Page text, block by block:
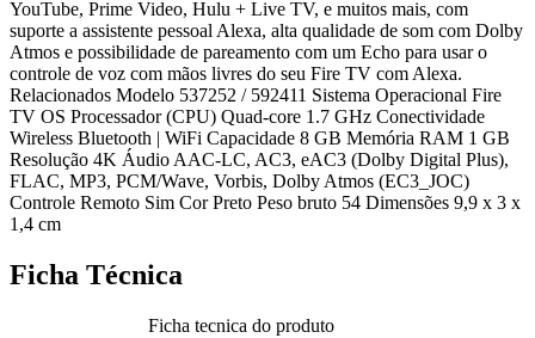
YouTube, Prime Video, Hulu + Live TV, e muitos mais, com
suporte a assistente pessoal Alexa, alta qualidade de som com Dolby
Atmos e possibilidade de pareamento com um Echo para usar o
controle de voz com mãos livres do seu Fire TV com Alexa.
Relacionados Modelo 537252 / 592411 Sistema Operacional Fire
TV OS Processador (CPU) Quad-core 1.7 GHz Conectividade
Wireless Bluetooth | WiFi Capacidade 8 GB Memória RAM 1 GB
Resolução 4K Áudio AAC-LC, AC3, eAC3 (Dolby Digital Plus),
FLAC, MP3, PCM/Wave, Vorbis, Dolby Atmos (EC3_JOC)
Controle Remoto Sim Cor Preto Peso bruto 54 Dimensões 9,9 x 3 x
1,4 cm
Ficha Técnica
Ficha tecnica do produto